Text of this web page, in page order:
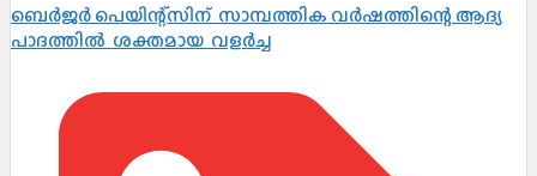
ബെർജർ പെയിന്റ്സിന് സാമ്പത്തിക വർഷത്തിന്റെ ആദ്യ
പാദത്തിൽ ശക്തമായ വളർച്ച